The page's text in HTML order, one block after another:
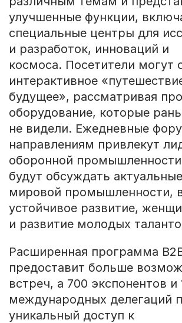
улучшенные функции,
специальные центры для
и разработок, инноваций и
космоса. Посетители могут
интерактивное
будущее», рассматривая
оборудование, которые
не видели. Ежедневные
направлениям привлекут
оборонной
будут обсуждать
мировой промышленности,
устойчивое развитие,
и развитие молодых
Расширенная программа
предоставит больше
встреч, а 700 экспонентов и
международных делегаций
уникальный доступ к